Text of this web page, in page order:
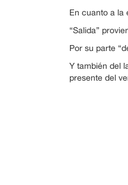
En cuanto a la
“Salida”
Por su parte
Y también del
presente del